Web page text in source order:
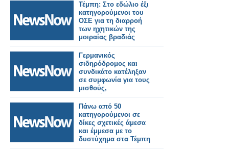
Τέμπη: Στο εδώλιο έξι
κατηγορούμενοι του
ΟΣΕ για τη διαρροή
των ηχητικών της
μοιραίας βραδιάς
Γερμανικός
σιδηρόδρομος και
συνδικάτο κατέληξαν
σε συμφωνία για τους
μισθούς,
αποτρέποντας τις
απεργίες
Πάνω από 50
κατηγορούμενοι σε
δίκες σχετικές άμεσα
και έμμεσα με το
δυστύχημα στα Τέμπη